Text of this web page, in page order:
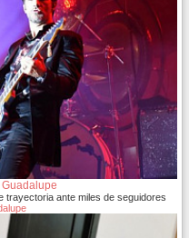
trayectoria ante miles de seguidores